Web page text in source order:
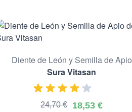
Diente de León y Semilla de Apio
Sura Vitasan
18,53 €
24,70 €